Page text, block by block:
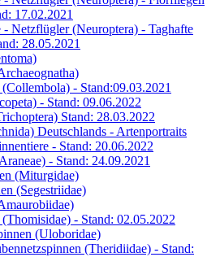
17.02.2021
Netzflügler (Neuroptera) - Taghafte
28.05.2021
- Stand:09.03.2021
- Stand: 09.06.2022
Stand: 28.03.2022
Deutschlands - Artenportraits
- Stand: 20.06.2022
- Stand: 24.09.2021
(Miturgidae)
(Segestriidae)
- Stand: 02.05.2022
(Uloboridae)
(Theridiidae) - Stand: